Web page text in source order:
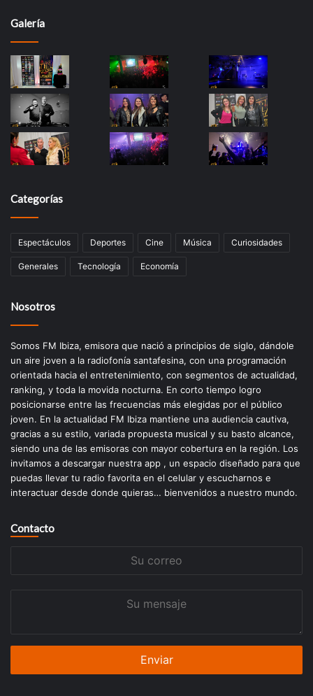
Galería
Categorías
Espectáculos Deportes Cine Música Curiosidades
Generales Tecnología Economía
Nosotros
Somos FM Ibiza, emisora que nació a principios de siglo, dándole
un aire joven a la radiofonía santafesina, con una programación
orientada hacia el entretenimiento, con segmentos de actualidad,
ranking, y toda la movida nocturna. En corto tiempo logro
posicionarse entre las frecuencias más elegidas por el público
joven. En la actualidad FM Ibiza mantiene una audiencia cautiva,
gracias a su estilo, variada propuesta musical y su basto alcance,
siendo una de las emisoras con mayor cobertura en la región. Los
invitamos a descargar nuestra app , un espacio diseñado para que
puedas llevar tu radio favorita en el celular y escucharnos e
interactuar desde donde quieras… bienvenidos a nuestro mundo.
Contacto